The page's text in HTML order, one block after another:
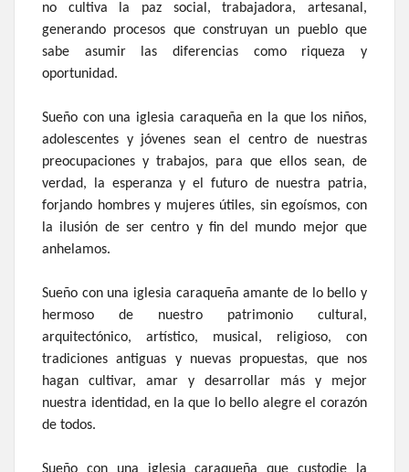
no cultiva la paz social, trabajadora, artesanal,
generando procesos que construyan un pueblo que
sabe asumir las diferencias como riqueza y
oportunidad.
Sueño con una iglesia caraqueña en la que los niños,
adolescentes y jóvenes sean el centro de nuestras
preocupaciones y trabajos, para que ellos sean, de
verdad, la esperanza y el futuro de nuestra patria,
forjando hombres y mujeres útiles, sin egoísmos, con
la ilusión de ser centro y fin del mundo mejor que
anhelamos.
Sueño con una iglesia caraqueña amante de lo bello y
hermoso de nuestro patrimonio cultural,
arquitectónico, artístico, musical, religioso, con
tradiciones antiguas y nuevas propuestas, que nos
hagan cultivar, amar y desarrollar más y mejor
nuestra identidad, en la que lo bello alegre el corazón
de todos.